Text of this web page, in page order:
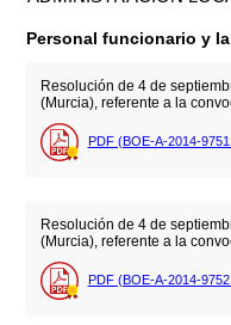
Personal funcionario y
Resolución de 4 de
(Murcia), referente a la
PDF (BOE-A-2014-9751
Resolución de 4 de
(Murcia), referente a la
PDF (BOE-A-2014-9752